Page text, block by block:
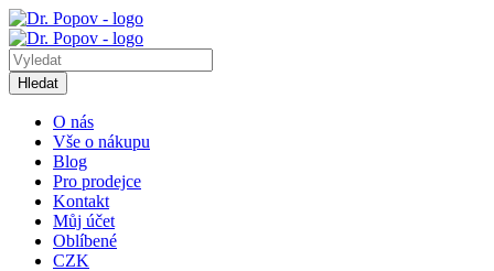
Hledat
O nás
Vše o nákupu
Blog
Pro prodejce
Kontakt
Můj účet
Oblíbené
CZK